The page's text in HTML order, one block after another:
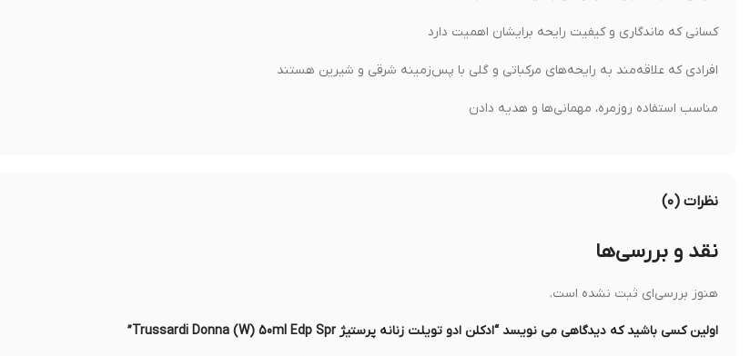
کسانی که ماندگاری و کیفیت رایحه برایشان اهمیت دارد
افرادی که علاقه‌مند به رایحه‌های مرکباتی و گلی با پس‌زمینه شرقی و شیرین هستند
مناسب استفاده روزمره، مهمانی‌ها و هدیه دادن
نظرات (۰)
نقد و بررسی‌ها
هنوز بررسی‌ای ثبت نشده است.
اولین کسی باشید که دیدگاهی می نویسد “ادکلن ادو تویلت زنانه پرستیژ Trussardi Donna (W) 50ml Edp Spr”